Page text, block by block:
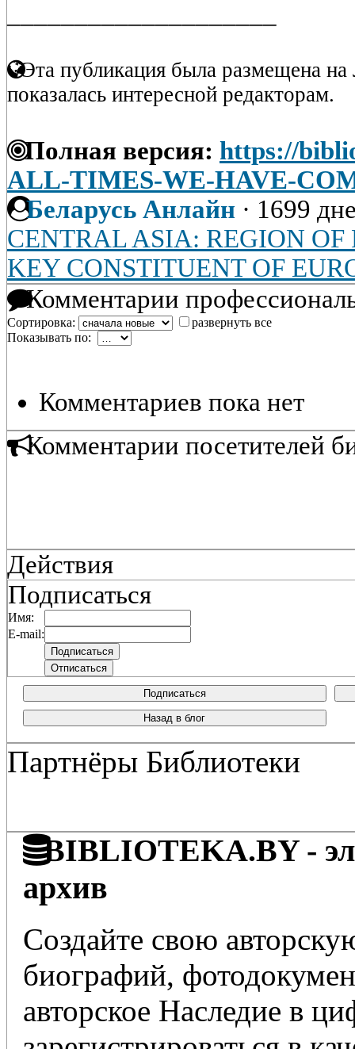
Эта публикация была размещена на
показалась интересной редакторам.
Полная версия: https://
ALL-TIMES-WE-HAVE-
Беларусь Анлайн · 1699
CENTRAL ASIA: REGION OF
KEY CONSTITUENT OF
Комментарии
Сортировка:
развернуть все
Показывать по:
Комментариев пока нет
Комментарии посетителей
Действия
Подписаться
Имя:
E-mail:
Подписаться
Назад в блог
Партнёры Библиотеки
BIBLIOTEKA.BY -
архив
Создайте свою
биографий,
авторское Наследие в